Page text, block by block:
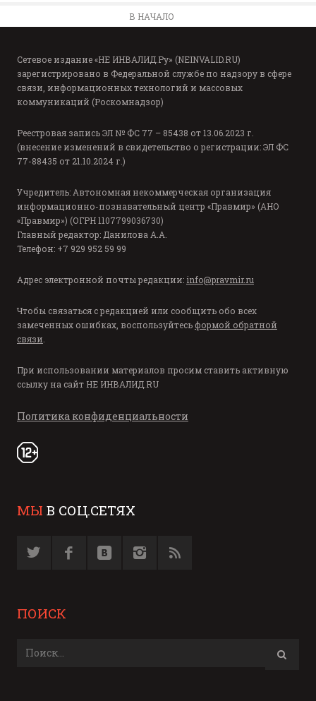
В НАЧАЛО
Сетевое издание «НЕ ИНВАЛИД.Ру» (NEINVALID.RU)
зарегистрировано в Федеральной службе по надзору в сфере
связи, информационных технологий и массовых
коммуникаций (Роскомнадзор)
Реестровая запись ЭЛ № ФС 77 – 85438 от 13.06.2023 г.
(внесение изменений в свидетельство о регистрации: ЭЛ ФС
77-88435 от 21.10.2024 г.)
Учредитель: Автономная некоммерческая организация
информационно-познавательный центр «Правмир» (АНО
«Правмир») (ОГРН 1107799036730)
Главный редактор: Данилова А.А.
Телефон: +7 929 952 59 99
Адрес электронной почты редакции: info@pravmir.ru
Чтобы связаться с редакцией или сообщить обо всех
замеченных ошибках, воспользуйтесь формой обратной
связи.
При использовании материалов просим ставить активную
ссылку на сайт НЕ ИНВАЛИД.RU
Политика конфиденциальности
МЫ В СОЦ.СЕТЯХ
ПОИСК